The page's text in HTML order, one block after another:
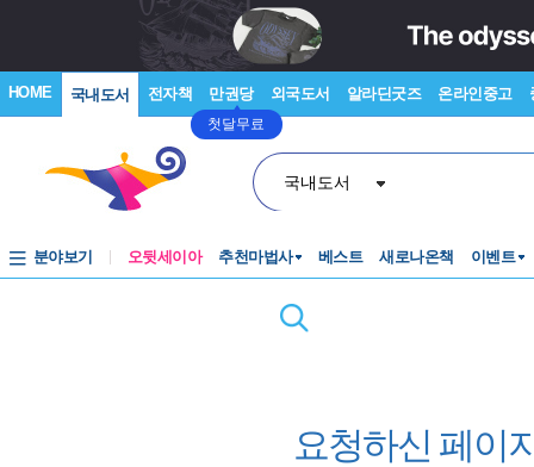
HOME 국내도서 전자책 만권당
첫달무료
외국도서 알라딘굿즈 온라인중고
국내도서
분야보기 오뒷세이아 추천마법사 베스트 새로나온책 이벤트
요청하신 페이